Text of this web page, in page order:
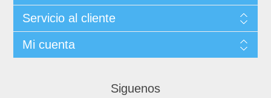
Servicio al cliente
Mi cuenta
Siguenos